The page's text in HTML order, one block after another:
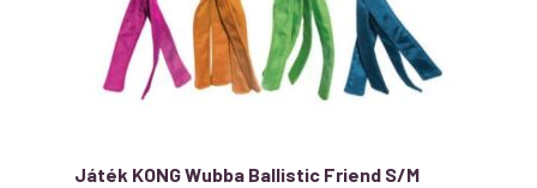
Játék KONG Wubba Ballistic Friend S/M